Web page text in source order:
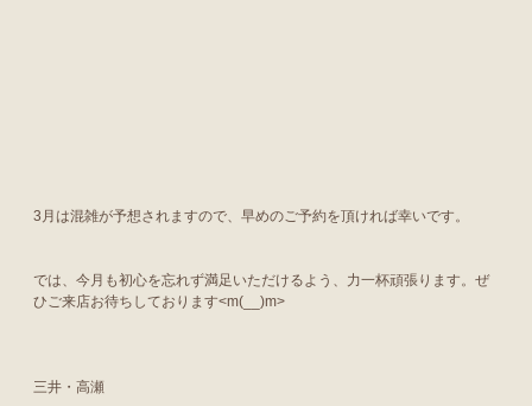
3月は混雑が予想されますので、早めのご予約を頂ければ幸いです。
では、今月も初心を忘れず満足いただけるよう、力一杯頑張ります。ぜ
ひご来店お待ちしております<m(__)m>
三井・高瀬